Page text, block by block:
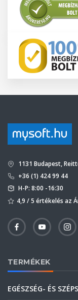
1131 Budapest,
+36 (1) 424 99 44
H-P: 8:00 -16:30
4,9 / 5 értékelés az
TERMÉKEK
EGÉSZSÉG- ÉS